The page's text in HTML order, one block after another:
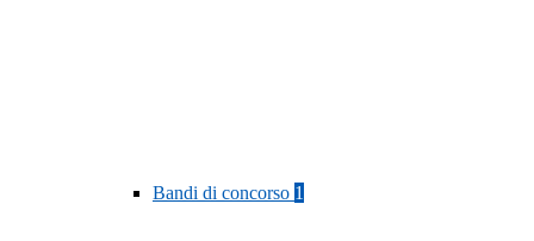
Bandi di concorso 1